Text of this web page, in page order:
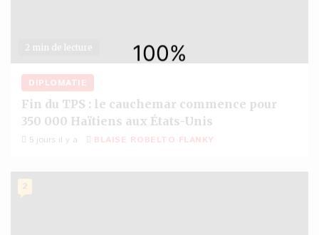
2 min de lecture
DIPLOMATIE
Fin du TPS : le cauchemar commence pour
350 000 Haïtiens aux États-Unis
5 jours il y a BLAISE ROBELTO FLANKY
2